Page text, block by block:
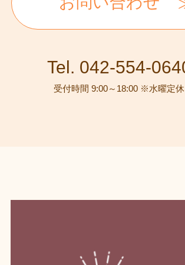
Tel. 042-554-
受付時間 9:00～18:00 ※水曜定休